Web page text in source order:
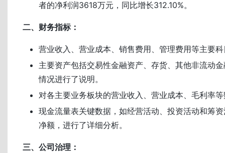
者的净利润3618万元，同比增长312.10%。
二、财务指标：
营业收入、营业成本、销售费用、管理费用等主要
主要资产包括交易性金融资产、存货、其他非流动
情况进行了说明。
对各主要业务板块的营业收入、营业成本、毛利率
现金流量表关键数据，如经营活动、投资活动和筹
净额，进行了详细分析。
三、公司治理：